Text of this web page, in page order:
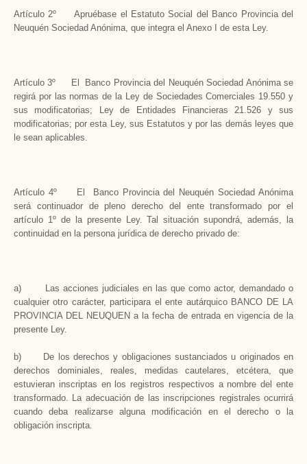
Artículo 2º Apruébase el Estatuto Social del Banco Provincia del
Neuquén Sociedad Anónima, que integra el Anexo I de esta Ley.
Artículo 3º El Banco Provincia del Neuquén Sociedad Anónima se
regirá por las normas de la Ley de Sociedades Comerciales 19.550 y
sus modificatorias; Ley de Entidades Financieras 21.526 y sus
modificatorias; por esta Ley, sus Estatutos y por las demás leyes que
le sean aplicables.
Artículo 4º El Banco Provincia del Neuquén Sociedad Anónima
será continuador de pleno derecho del ente transformado por el
artículo 1º de la presente Ley. Tal situación supondrá, además, la
continuidad en la persona jurídica de derecho privado de:
a) Las acciones judiciales en las que como actor, demandado o
cualquier otro carácter, participara el ente autárquico BANCO DE LA
PROVINCIA DEL NEUQUEN a la fecha de entrada en vigencia de la
presente Ley.
b) De los derechos y obligaciones sustanciados u originados en
derechos dominiales, reales, medidas cautelares, etcétera, que
estuvieran inscriptas en los registros respectivos a nombre del ente
transformado. La adecuación de las inscripciones registrales ocurrirá
cuando deba realizarse alguna modificación en el derecho o la
obligación inscripta.